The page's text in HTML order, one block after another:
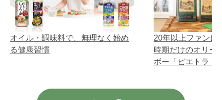
オイル・調味料で、無理なく始め
る健康習慣
20年以上ファンに
時期だけのオリー
ボー「ピエトラ・